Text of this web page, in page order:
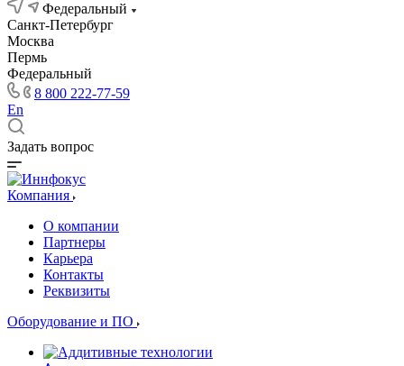
Федеральный
Санкт-Петербург
Москва
Пермь
Федеральный
8 800 222-77-59
En
Задать вопрос
Компания
О компании
Партнеры
Карьера
Контакты
Реквизиты
Оборудование и ПО